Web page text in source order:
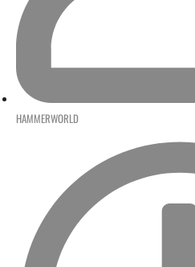
HAMMERWORLD